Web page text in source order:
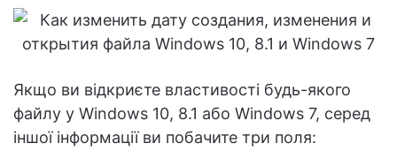
Якщо ви відкриєте властивості будь-якого
файлу у Windows 10, 8.1 або Windows 7, серед
іншої інформації ви побачите три поля: